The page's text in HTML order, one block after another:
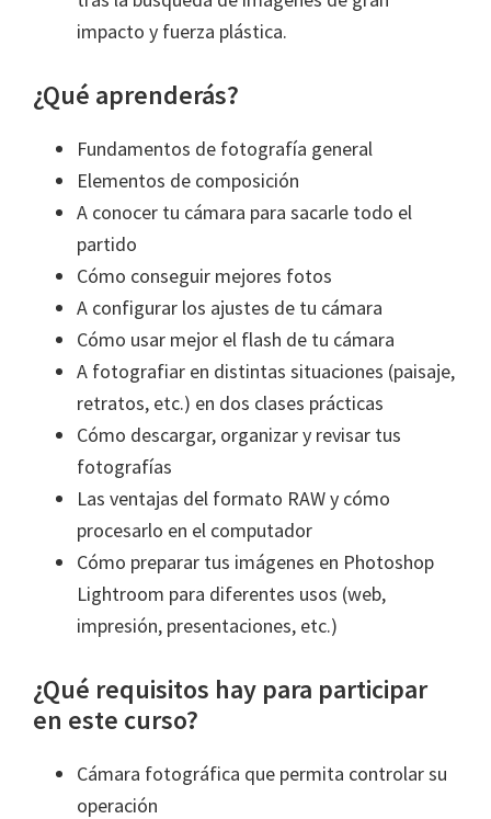
impacto y fuerza plástica.
¿Qué aprenderás?
Fundamentos de fotografía general
Elementos de composición
A conocer tu cámara para sacarle todo el
partido
Cómo conseguir mejores fotos
A configurar los ajustes de tu cámara
Cómo usar mejor el flash de tu cámara
A fotografiar en distintas situaciones (paisaje,
retratos, etc.) en dos clases prácticas
Cómo descargar, organizar y revisar tus
fotografías
Las ventajas del formato RAW y cómo
procesarlo en el computador
Cómo preparar tus imágenes en Photoshop
Lightroom para diferentes usos (web,
impresión, presentaciones, etc.)
¿Qué requisitos hay para participar
en este curso?
Cámara fotográfica que permita controlar su
operación